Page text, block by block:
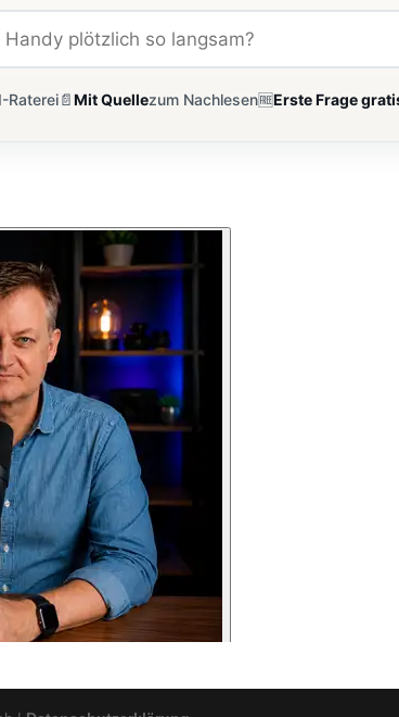
Raterei📄Mit Quellezum Nachlesen🆓Erste Frage